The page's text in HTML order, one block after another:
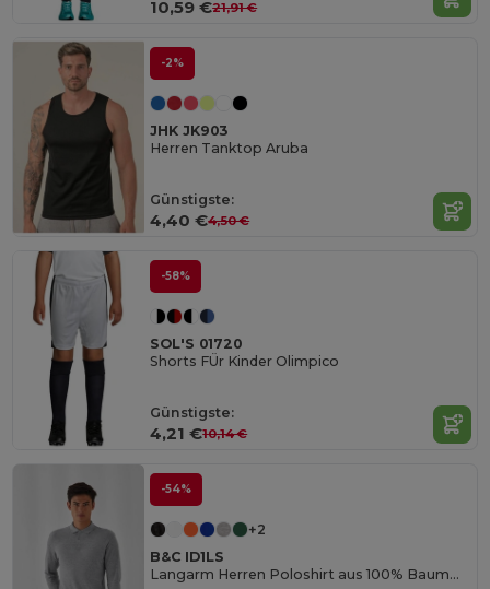
10,59 €21,91 €
-2%
JHK JK903
Herren Tanktop Aruba
Günstigste:
4,40 €4,50 €
-58%
SOL'S 01720
Shorts FÜr Kinder Olimpico
Günstigste:
4,21 €10,14 €
-54%
+2
B&C ID1LS
Langarm Herren Poloshirt aus 100% Baumwolle